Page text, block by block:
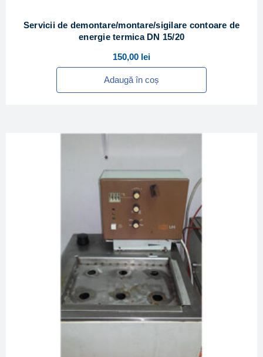
Servicii de demontare/montare/sigilare contoare de
energie termica DN 15/20
150,00 lei
Adaugă în coș